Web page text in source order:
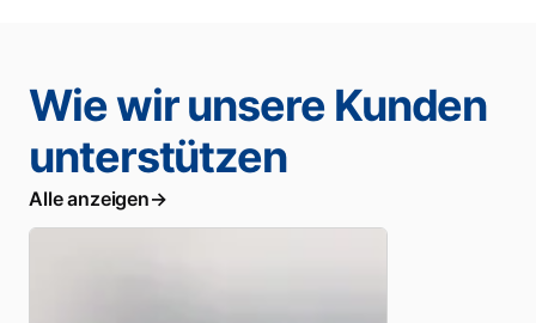
Wie wir unsere Kunden
unterstützen
Alle anzeigen